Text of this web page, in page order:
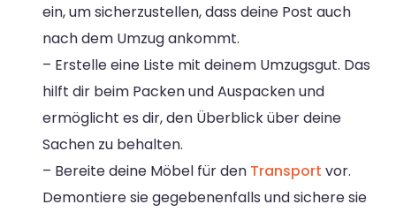
ein, um sicherzustellen, dass deine Post auch
nach dem Umzug ankommt.
– Erstelle eine Liste mit deinem Umzugsgut. Das
hilft dir beim Packen und Auspacken und
ermöglicht es dir, den Überblick über deine
Sachen zu behalten.
– Bereite deine Möbel für den Transport vor.
Demontiere sie gegebenenfalls und sichere sie